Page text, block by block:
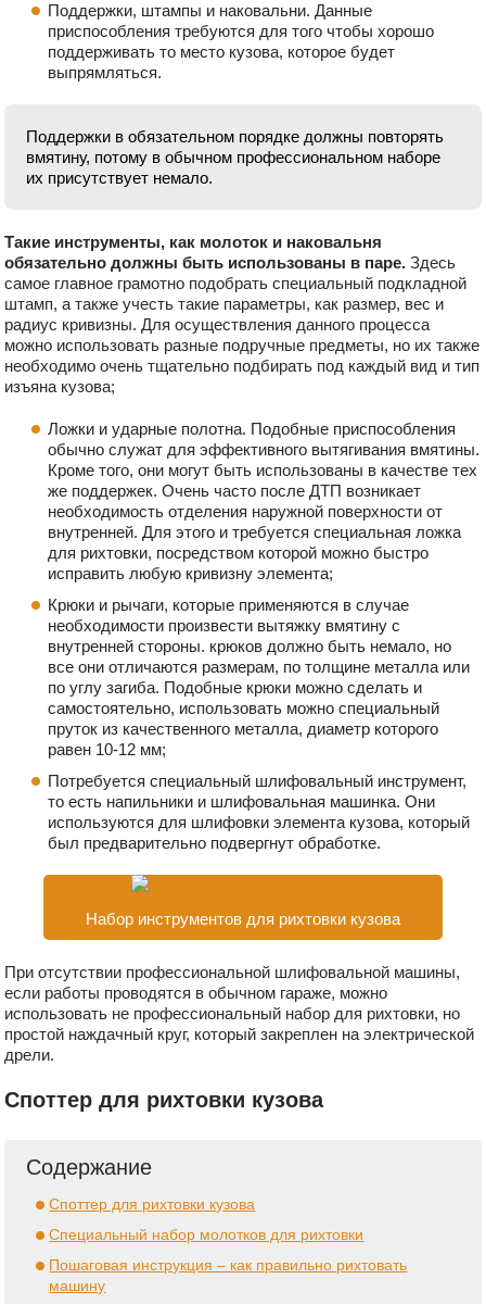
Поддержки, штампы и наковальни. Данные
приспособления требуются для того чтобы хорошо
поддерживать то место кузова, которое будет
выпрямляться.
Поддержки в обязательном порядке должны повторять
вмятину, потому в обычном профессиональном наборе
их присутствует немало.
Такие инструменты, как молоток и наковальня
обязательно должны быть использованы в паре. Здесь
самое главное грамотно подобрать специальный подкладной
штамп, а также учесть такие параметры, как размер, вес и
радиус кривизны. Для осуществления данного процесса
можно использовать разные подручные предметы, но их также
необходимо очень тщательно подбирать под каждый вид и тип
изъяна кузова;
Ложки и ударные полотна. Подобные приспособления
обычно служат для эффективного вытягивания вмятины.
Кроме того, они могут быть использованы в качестве тех
же поддержек. Очень часто после ДТП возникает
необходимость отделения наружной поверхности от
внутренней. Для этого и требуется специальная ложка
для рихтовки, посредством которой можно быстро
исправить любую кривизну элемента;
Крюки и рычаги, которые применяются в случае
необходимости произвести вытяжку вмятину с
внутренней стороны. крюков должно быть немало, но
все они отличаются размерам, по толщине металла или
по углу загиба. Подобные крюки можно сделать и
самостоятельно, использовать можно специальный
пруток из качественного металла, диаметр которого
равен 10-12 мм;
Потребуется специальный шлифовальный инструмент,
то есть напильники и шлифовальная машинка. Они
используются для шлифовки элемента кузова, который
был предварительно подвергнут обработке.
Набор инструментов для рихтовки кузова
При отсутствии профессиональной шлифовальной машины,
если работы проводятся в обычном гараже, можно
использовать не профессиональный набор для рихтовки, но
простой наждачный круг, который закреплен на электрической
дрели.
Споттер для рихтовки кузова
Содержание
Споттер для рихтовки кузова
Специальный набор молотков для рихтовки
Пошаговая инструкция – как правильно рихтовать
машину